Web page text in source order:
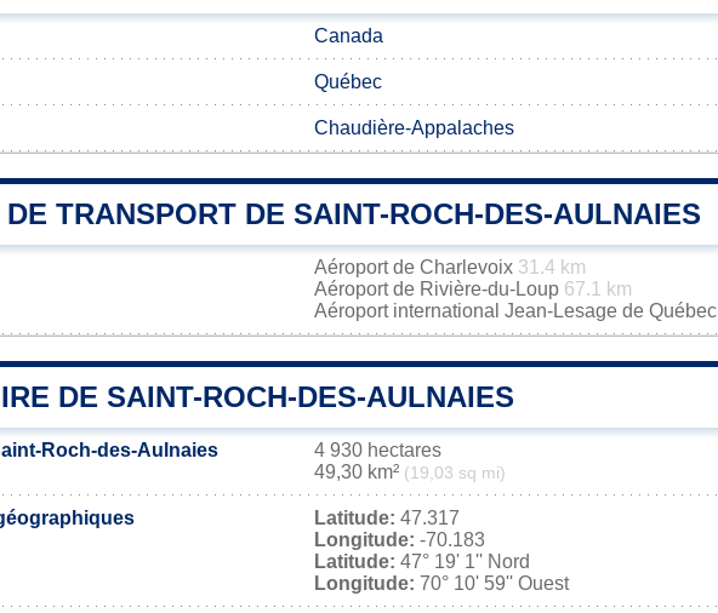
Canada
Québec
Chaudière-Appalaches
TRANSPORT DE SAINT-ROCH-DES-AULNAIES
Aéroport de Charlevoix 31.4 km
Aéroport de Rivière-du-Loup 67.1 km
Aéroport international Jean-Lesage de Québec
DE SAINT-ROCH-DES-AULNAIES
Roch-des-Aulnaies
4 930 hectares
49,30 km² (19,03 sq mi)
Latitude: 47.317
Longitude: -70.183
Latitude: 47° 19' 1'' Nord
Longitude: 70° 10' 59'' Ouest